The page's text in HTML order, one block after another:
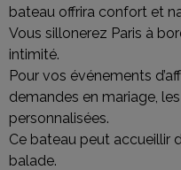
bateau offrira confort et
Vous sillonerez Paris à
intimité.
Pour vos événements
demandes en mariage,
personnalisées.
Ce bateau peut accueillir
balade.